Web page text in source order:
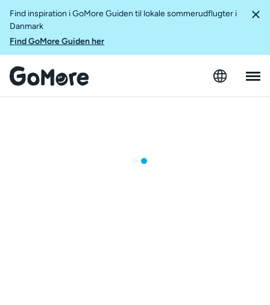
Find inspiration i GoMore Guiden til lokale sommerudflugter i
Danmark
Find GoMore Guiden her